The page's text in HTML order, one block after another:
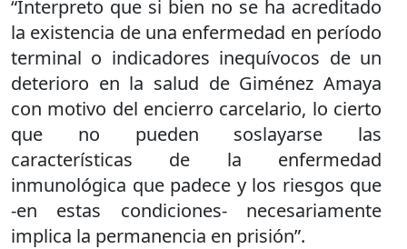
“Interpreto que si bien no se ha acreditado
la existencia de una enfermedad en período
terminal o indicadores inequívocos de un
deterioro en la salud de Giménez Amaya
con motivo del encierro carcelario, lo cierto
que no pueden soslayarse las
características de la enfermedad
inmunológica que padece y los riesgos que
-en estas condiciones- necesariamente
implica la permanencia en prisión”.